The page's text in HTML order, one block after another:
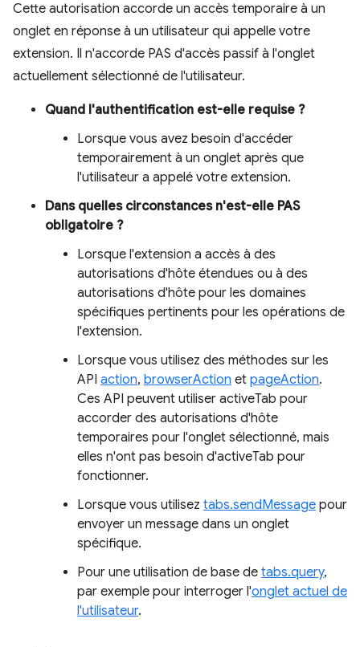
Cette autorisation accorde un accès temporaire à un
onglet en réponse à un utilisateur qui appelle votre
extension. Il n'accorde PAS d'accès passif à l'onglet
actuellement sélectionné de l'utilisateur.
Quand l'authentification est-elle requise ?
Lorsque vous avez besoin d'accéder
temporairement à un onglet après que
l'utilisateur a appelé votre extension.
Dans quelles circonstances n'est-elle PAS
obligatoire ?
Lorsque l'extension a accès à des
autorisations d'hôte étendues ou à des
autorisations d'hôte pour les domaines
spécifiques pertinents pour les opérations de
l'extension.
Lorsque vous utilisez des méthodes sur les
API action, browserAction et pageAction.
Ces API peuvent utiliser activeTab pour
accorder des autorisations d'hôte
temporaires pour l'onglet sélectionné, mais
elles n'ont pas besoin d'activeTab pour
fonctionner.
Lorsque vous utilisez tabs.sendMessage pour
envoyer un message dans un onglet
spécifique.
Pour une utilisation de base de tabs.query,
par exemple pour interroger l'onglet actuel de
l'utilisateur.